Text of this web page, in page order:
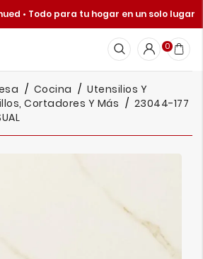
• Todo para tu hogar en un solo lugar
0
Cocina
Utensilios Y
Cortadores Y Más
23044-177